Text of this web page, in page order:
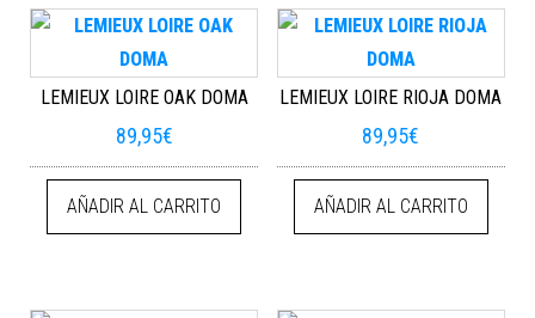
LEMIEUX LOIRE OAK DOMA
89,95€
AÑADIR AL CARRITO
LEMIEUX LOIRE RIOJA DOMA
89,95€
AÑADIR AL CARRITO